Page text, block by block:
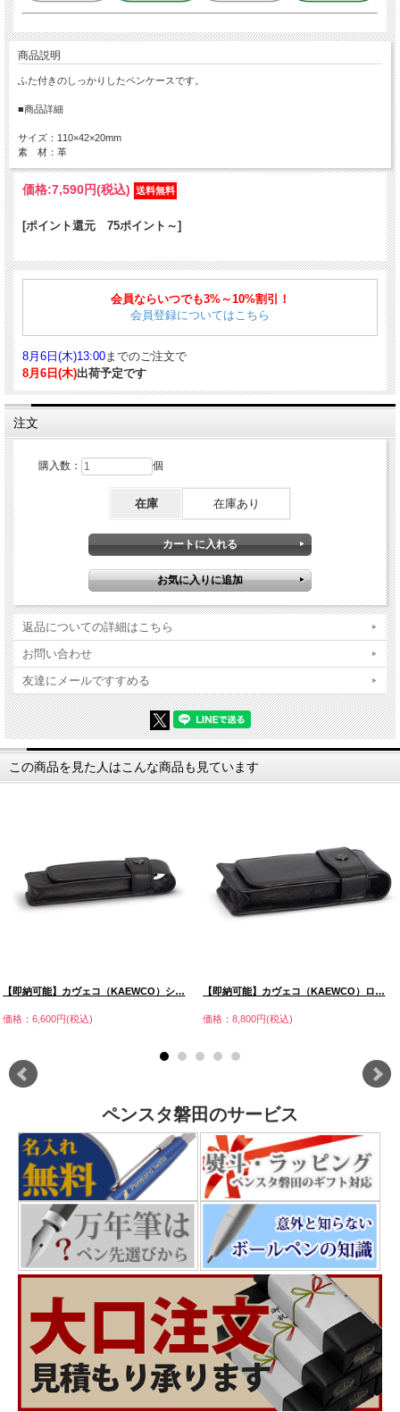
商品説明
ふた付きのしっかりしたペンケースです。
■商品詳細
サイズ：110×42×20mm
素 材：革
価格:7,590円(税込)
[ポイント還元 75ポイント～]
会員ならいつでも3%～10%割引！
会員登録についてはこちら
8月6日(木)13:00 までのご注文で
8月6日(木)出荷予定です
注文
購入数： 個
在庫 在庫あり
返品についての詳細はこちら
お問い合わせ
友達にメールですすめる
この商品を見た人はこんな商品も見ています
【即納可能】カヴェコ（KAEWCO）シ…
価格：6,600円(税込)
【即納可能】カヴェコ（KAEWCO）ロ…
価格：8,800円(税込)
ペンスタ磐田のサービス